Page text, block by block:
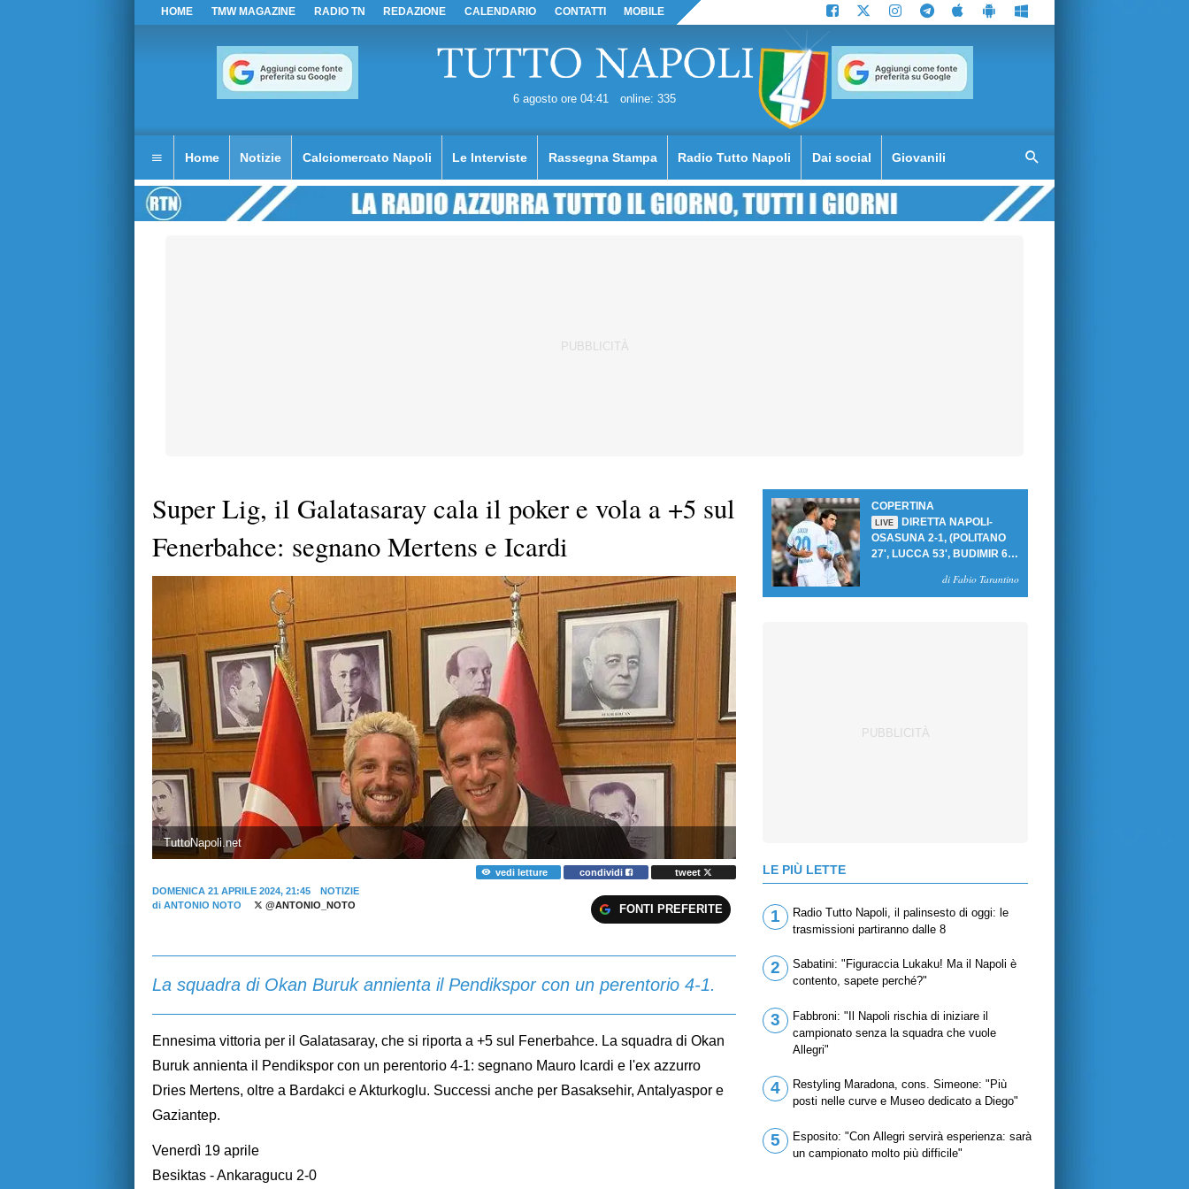
HOME TMW MAGAZINE RADIO TN REDAZIONE CALENDARIO CONTATTI MOBILE
6 agosto ore 04:41 online: 335
Home Notizie Calciomercato Napoli Le Interviste Rassegna Stampa Radio Tutto Napoli Dai social Giovanili
Super Lig, il Galatasaray cala il poker e vola a +5 sul
Fenerbahce: segnano Mertens e Icardi
TuttoNapoli.net
vedi letture condividi
tweet
DOMENICA 21 APRILE 2024, 21:45
NOTIZIE
di ANTONIO NOTO @ANTONIO_NOTO FONTI PREFERITE
La squadra di Okan Buruk annienta il Pendikspor con un perentorio 4-1.
Ennesima vittoria per il Galatasaray, che si riporta a +5 sul Fenerbahce. La squadra di Okan
Buruk annienta il Pendikspor con un perentorio 4-1: segnano Mauro Icardi e l'ex azzurro
Dries Mertens, oltre a Bardakci e Akturkoglu. Successi anche per Basaksehir, Antalyaspor e
Gaziantep.
Venerdì 19 aprile
Besiktas - Ankaragucu 2-0
COPERTINA
LIVE
DIRETTA NAPOLI-
OSASUNA 2-1, (POLITANO
27', LUCCA 53', BUDIMIR 69'
PER PRIMA VITTORIA AL
di Fabio Tarantino
LE PIÙ LETTE
1
Radio Tutto Napoli, il palinsesto di oggi: le
trasmissioni partiranno dalle 8
2
Sabatini: "Figuraccia Lukaku! Ma il Napoli è
contento, sapete perché?"
3
Fabbroni: "Il Napoli rischia di iniziare il
campionato senza la squadra che vuole
Allegri"
4
Restyling Maradona, cons. Simeone: "Più
posti nelle curve e Museo dedicato a Diego"
5
Esposito: "Con Allegri servirà esperienza: sarà
un campionato molto più difficile"